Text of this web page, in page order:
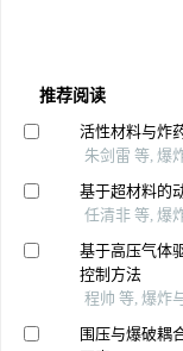
推荐阅读
活性材料与炸
朱剑雷 等, 爆
基于超材料的
任清非 等, 爆
基于高压气体
控制方法
程帅 等, 爆炸
围压与爆破耦